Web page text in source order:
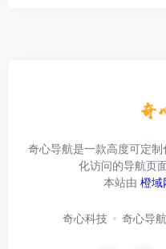
奇心导航是一款高度可定
化访问的导航页
本站由 橙域
奇心科技 奇心导航